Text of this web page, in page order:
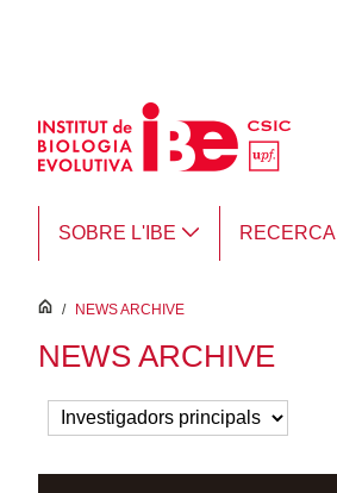
SOBRE L'IBE RECERCA
inici
/ NEWS ARCHIVE
NEWS ARCHIVE